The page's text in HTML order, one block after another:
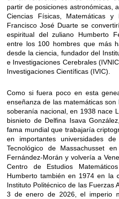
partir de posiciones astronómicas,
Ciencias Físicas, Matemáticas y
Francisco José Duarte se
espiritual del zuliano Humberto
entre los 100 hombres que más
desde la ciencia, fundador del
e Investigaciones Cerebrales
Investigaciones Científicas (IVIC).
Como si fuera poco en esta
enseñanza de las matemáticas
soberanía nacional, en 1938 nace
bisnieto de Delfina Isava
fama mundial que trabajaría
en importantes universidades
Tecnológico de Massachusset
Fernández-Morán y volvería a
Centro de Estudios
Humberto también en 1974 en la
Instituto Politécnico de las Fuerzas
3 de enero de 2026, el imperio